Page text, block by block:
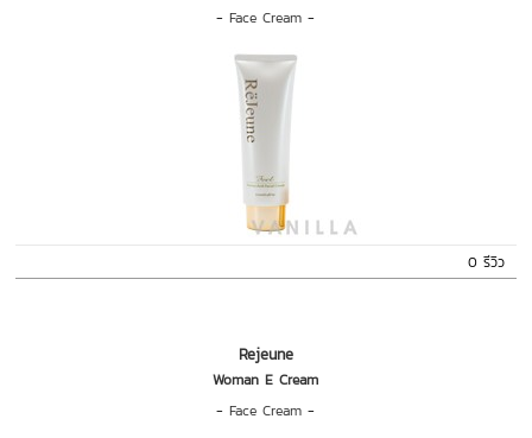
-Face Cream -
0 รีวิว
Rejeune
Woman E Cream
-Face Cream -